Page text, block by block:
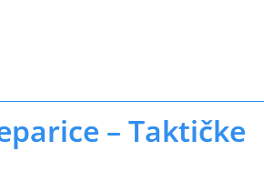
– Taktičke